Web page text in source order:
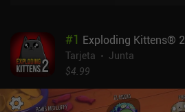
#1 Exploding Kittens® 2
Tarjeta
Junta
$4.99